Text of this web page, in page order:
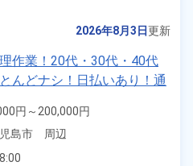
い arrow_forward_ios
2026年8月3日更新
作業！20代・30代・40代
んどナシ！日払いあり！通
OK！無料駐車場あり！ク
◎《鹿児島県鹿児島市》
円～200,000円
～1,100円
島市　周辺